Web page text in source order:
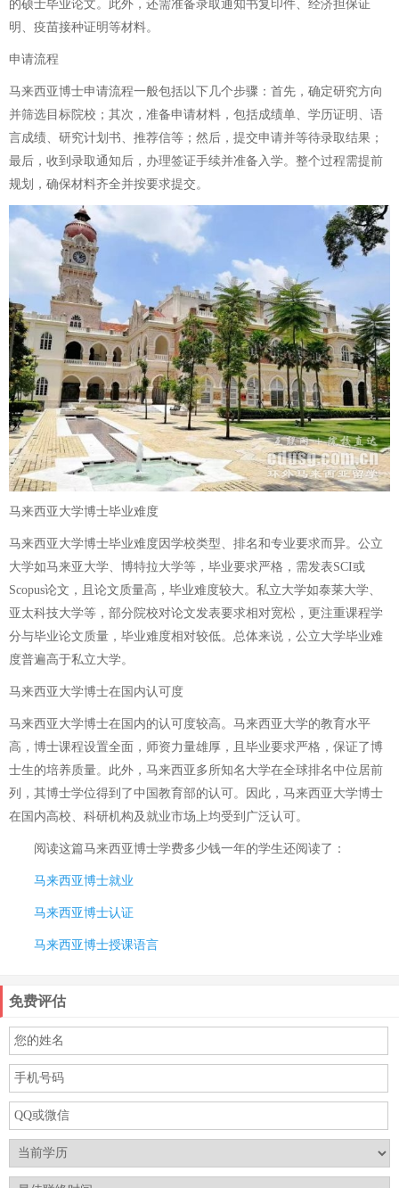
的硕士毕业论文。此外，还需准备录取通知书复印件、经济担保证
明、疫苗接种证明等材料。
申请流程
马来西亚博士申请流程一般包括以下几个步骤：首先，确定研究方向
并筛选目标院校；其次，准备申请材料，包括成绩单、学历证明、语
言成绩、研究计划书、推荐信等；然后，提交申请并等待录取结果；
最后，收到录取通知后，办理签证手续并准备入学。整个过程需提前
规划，确保材料齐全并按要求提交。
马来西亚大学博士毕业难度
马来西亚大学博士毕业难度因学校类型、排名和专业要求而异。公立
大学如马来亚大学、博特拉大学等，毕业要求严格，需发表SCI或
Scopus论文，且论文质量高，毕业难度较大。私立大学如泰莱大学、
亚太科技大学等，部分院校对论文发表要求相对宽松，更注重课程学
分与毕业论文质量，毕业难度相对较低。总体来说，公立大学毕业难
度普遍高于私立大学。
马来西亚大学博士在国内认可度
马来西亚大学博士在国内的认可度较高。马来西亚大学的教育水平
高，博士课程设置全面，师资力量雄厚，且毕业要求严格，保证了博
士生的培养质量。此外，马来西亚多所知名大学在全球排名中位居前
列，其博士学位得到了中国教育部的认可。因此，马来西亚大学博士
在国内高校、科研机构及就业市场上均受到广泛认可。
阅读这篇马来西亚博士学费多少钱一年的学生还阅读了：
马来西亚博士就业
马来西亚博士认证
马来西亚博士授课语言
免费评估